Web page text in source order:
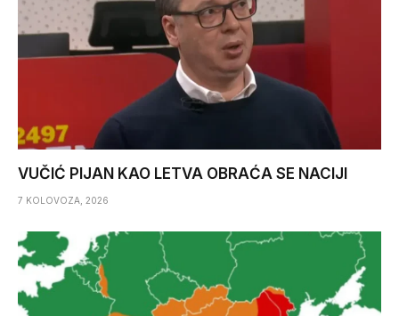
VUČIĆ PIJAN KAO LETVA OBRAĆA SE NACIJI
7 KOLOVOZA, 2026